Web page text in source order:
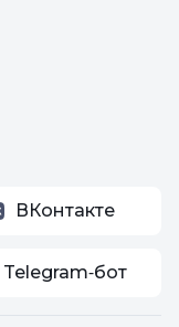
ВКонтакте
Telegram‑бот